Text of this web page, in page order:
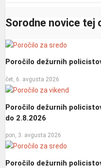
Sorodne novice tej
Poročilo dežurnih
čet, 6. avgusta 2026
Poročilo dežurnih
do 2.8.2026
pon, 3. avgusta 2026
Poročilo dežurnih